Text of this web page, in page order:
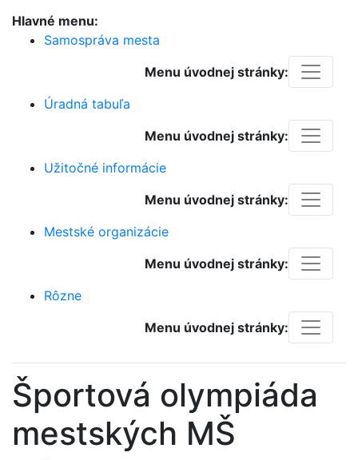
Hlavné menu:
Samospráva mesta
Menu úvodnej stránky:
Úradná tabuľa
Menu úvodnej stránky:
Užitočné informácie
Menu úvodnej stránky:
Mestské organizácie
Menu úvodnej stránky:
Rôzne
Menu úvodnej stránky:
Športová olympiáda
mestských MŠ